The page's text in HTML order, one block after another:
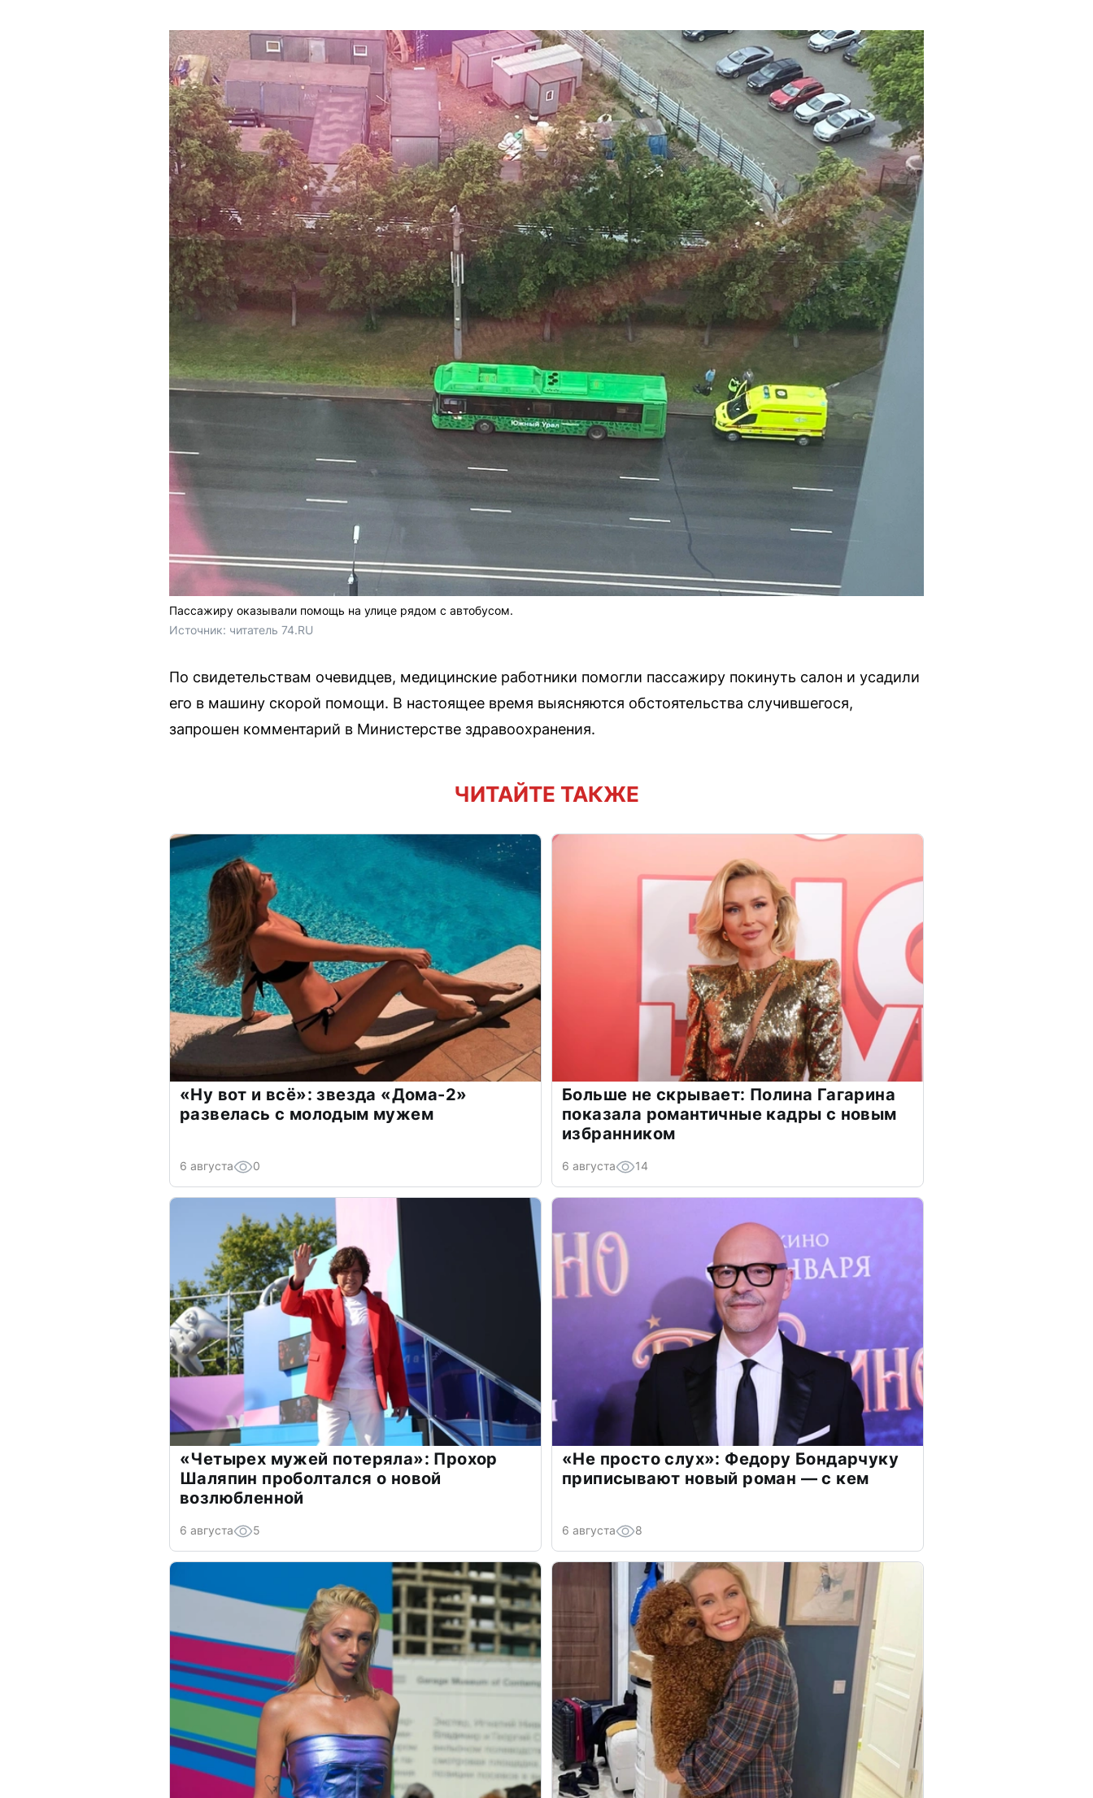
Пассажиру оказывали помощь на улице рядом с автобусом.
Источник: читатель 74.RU
По свидетельствам очевидцев, медицинские работники помогли пассажиру покинуть салон и усадили
его в машину скорой помощи. В настоящее время выясняются обстоятельства случившегося,
запрошен комментарий в Министерстве здравоохранения.
ЧИТАЙТЕ ТАКЖЕ
«Ну вот и всё»: звезда «Дома-2»
развелась с молодым мужем
6 августа 0
Больше не скрывает: Полина Гагарина
показала романтичные кадры с новым
избранником
6 августа 14
«Четырех мужей потеряла»: Прохор
Шаляпин проболтался о новой
возлюбленной
6 августа 5
«Не просто слух»: Федору Бондарчуку
приписывают новый роман — с кем
6 августа 8